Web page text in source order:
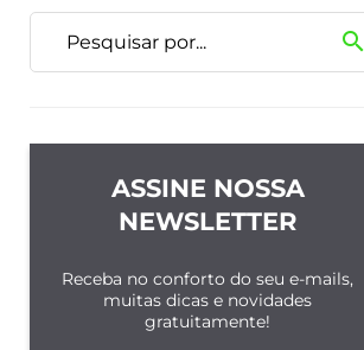
search
ASSINE NOSSA
NEWSLETTER
Receba no conforto do seu e-mails,
muitas dicas e novidades
gratuitamente!